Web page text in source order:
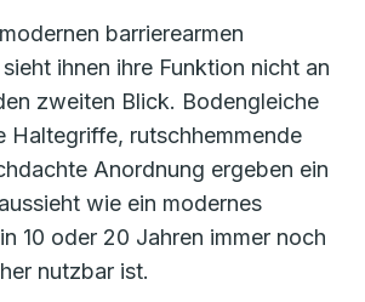
barrierearmen
ihnen ihre Funktion nicht an
zweiten Blick. Bodengleiche
Haltegriffe, rutschhemmende
Anordnung ergeben ein
wie ein modernes
10 oder 20 Jahren immer noch
nutzbar ist.